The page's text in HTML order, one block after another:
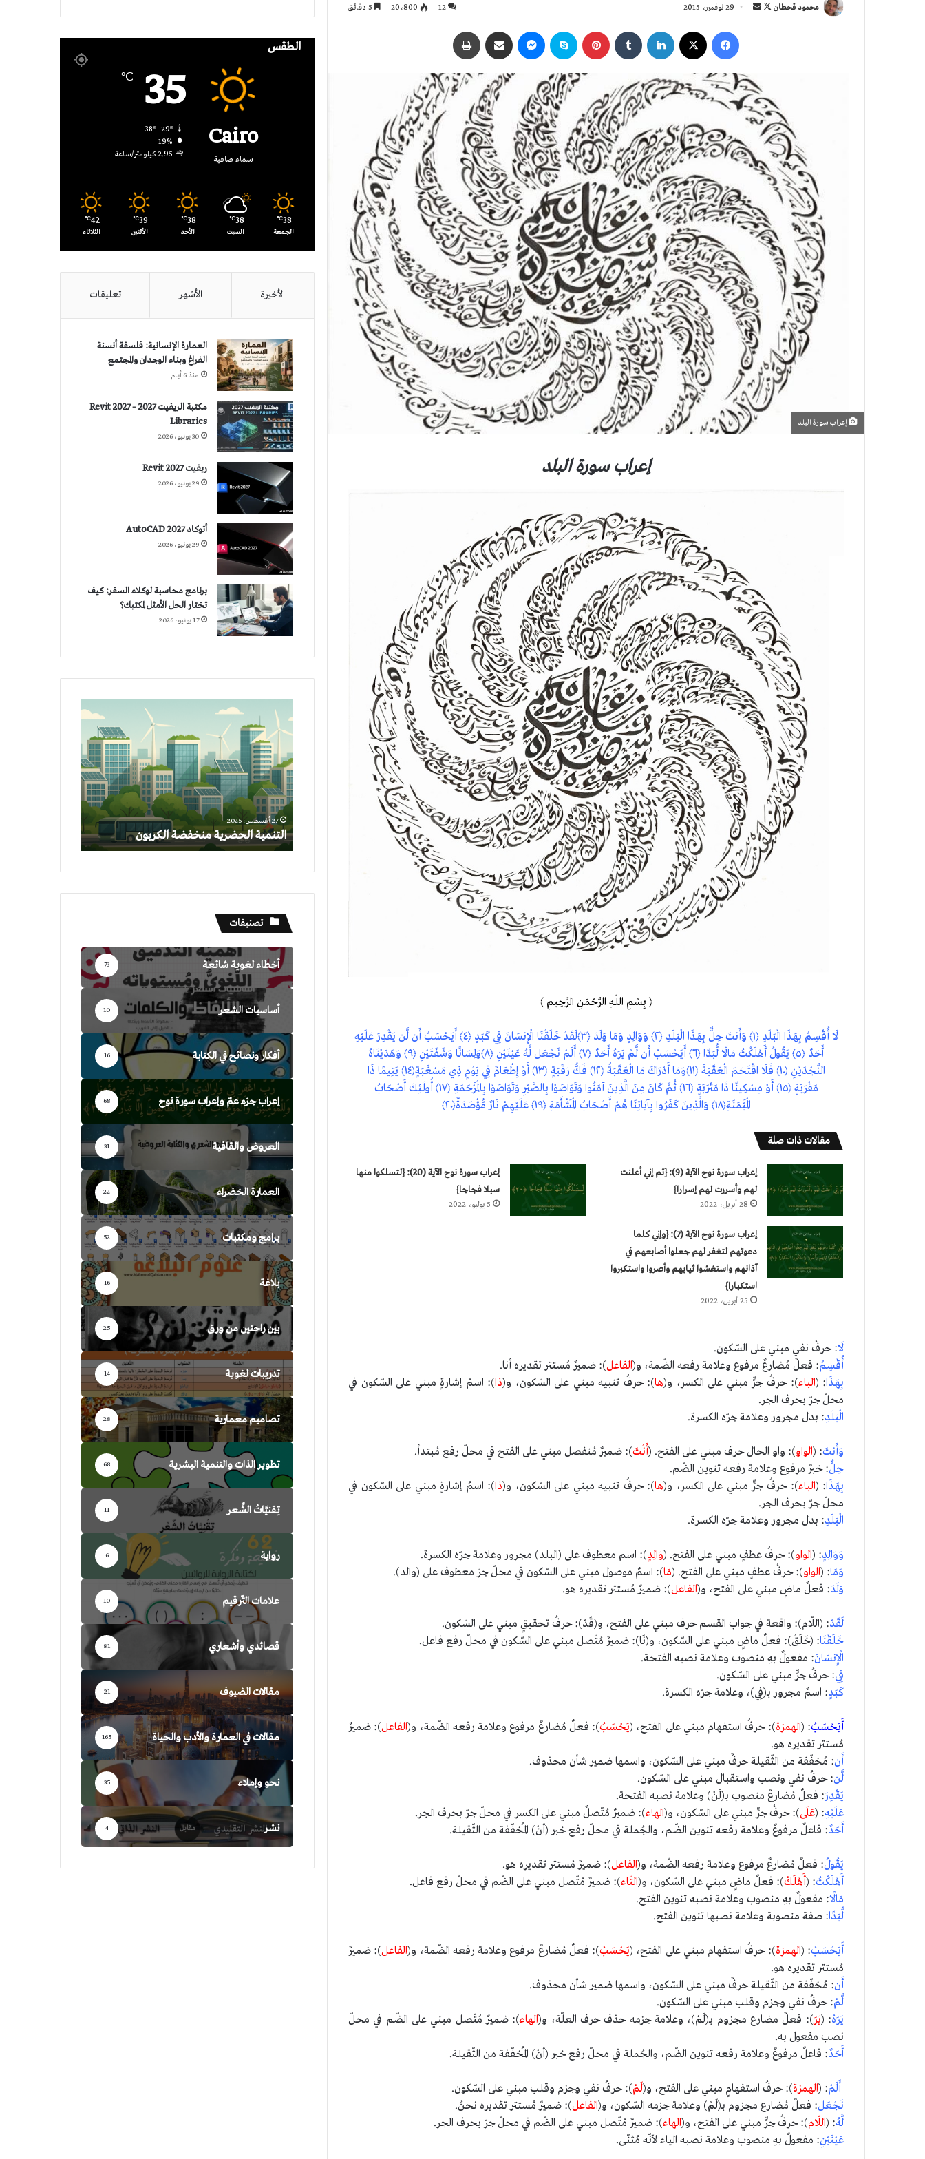
محمود قحطان
تابعأرسل
إلكترونيا
29 نوفمبر، 2015 12 20٬800
فيسبوك لينكدإن بينتيريست سكايب ماسنجر مشاركة عبر البريد
إعراب سورة البلد
إعراب سورة البلد
﴿ بِسْمِ اللّهِ الرَّحْمَنِ الرَّحِيمِ ﴾
لَا أُقْسِمُ بِهَـذَا الْبَلَدِ ﴿١﴾ وَأَنتَ حِلٌّ بِهَـذَا الْبَلَدِ ﴿٢﴾ وَوَالِدٍ وَمَا وَلَدَ ﴿٣﴾لَقَدْ خَلَقْنَا الْإِنسَانَ فِي كَبَدٍ ﴿٤﴾ أَيَحْسَبُ أَن لَّن يَقْدِرَ عَلَيْهِ
أَحَدٌ ﴿٥﴾ يَقُولُ أَهْلَكْتُ مَالًا لُّبَدًا ﴿٦﴾ أَيَحْسَبُ أَن لَّمْ يَرَهُ أَحَدٌ ﴿٧﴾ أَلَمْ نَجْعَل لَّهُ عَيْنَيْنِ ﴿٨﴾وَلِسَانًا وَشَفَتَيْنِ ﴿٩﴾ وَهَدَيْنَاهُ
النَّجْدَيْنِ ﴿١٠﴾ فَلَا اقْتَحَمَ الْعَقَبَةَ ﴿١١﴾وَمَا أَدْرَاكَ مَا الْعَقَبَةُ ﴿١٢﴾ فَكُّ رَقَبَةٍ ﴿١٣﴾ أَوْ إِطْعَامٌ فِي يَوْمٍ ذِي مَسْغَبَةٍ﴿١٤﴾ يَتِيمًا ذَا
مَقْرَبَةٍ ﴿١٥﴾ أَوْ مِسْكِينًا ذَا مَتْرَبَةٍ ﴿١٦﴾ ثُمَّ كَانَ مِنَ الَّذِينَ آمَنُوا وَتَوَاصَوْا بِالصَّبْرِ وَتَوَاصَوْا بِالْمَرْحَمَةِ ﴿١٧﴾ أُولَـئِكَ أَصْحَابُ
الْمَيْمَنَةِ﴿١٨﴾ وَالَّذِينَ كَفَرُوا بِآيَاتِنَا هُمْ أَصْحَابُ الْمَشْأَمَةِ ﴿١٩﴾ عَلَيْهِمْ نَارٌ مُّؤْصَدَةٌ﴿٢٠﴾
مقالات ذات صلة
إعراب سورة نوح الآية (9): {ثم إني أعلنت
لهم وأسررت لهم إسرارا}
28 أبريل، 2022
إعراب سورة نوح الآية (20): {لتسلكوا منها
سبلا فجاجا}
5 يوليو، 2022
إعراب سورة نوح الآية (7): {وإني كلما
دعوتهم لتغفر لهم جعلوا أصابعهم في
آذانهم واستغشوا ثيابهم وأصروا واستكبروا
استكبارا}
25 أبريل، 2022
لَا: حرفُ نفي مبني على السّكون.
أُقْسِمُ: فعلٌ مُضارعٌ مرفوع وعلامة رفعه الضّمة، و(الفاعل): ضميرٌ مُستتر تقديره أنا.
بِهَـذَا: (الباء): حرفُ جرٍّ مبني على الكسر، و(ها): حرفُ تنبيه مبني على السّكون، و(ذا): اسمُ إشارةٍ مبني على السّكون في
محلّ جرّ بحرف الجر.
الْبَلَدِ: بدل مجرور وعلامة جرّه الكسرة.
وَأَنتَ: (الواو): واو الحال حرف مبني على الفتح. (أَنْتَ): ضميرٌ مُنفصل مبني على الفتح في محلّ رفع مُبتدأ.
حِلٌّ: خبرٌ مرفوع وعلامة رفعه تنوين الضّم.
بِهَـذَا: (الباء): حرفُ جرٍّ مبني على الكسر، و(ها): حرفُ تنبيه مبني على السّكون، و(ذا): اسمُ إشارةٍ مبني على السّكون في
محلّ جرّ بحرف الجر.
الْبَلَدِ: بدل مجرور وعلامة جرّه الكسرة.
وَوَالِدٍ: (الواو): حرفُ عطفٍ مبني على الفتح. (وَالِدٍ): اسم معطوف على (البلد) مجرور وعلامة جرّه الكسرة.
وَمَا: (الواو): حرفُ عطفٍ مبني على الفتح. (مَا): اسمٌ موصول مبني على السّكون في محلّ جرّ معطوف على (والد).
وَلَدَ: فعلٌ ماضٍ مبني على الفتح، و(الفاعل): ضميرٌ مُستتر تقديره هو.
لَقَدْ: (اللّام): واقعة في جواب القسم حرف مبني على الفتح، و(قَدْ): حرفُ تحقيقٍ مبني على السّكون.
خَلَقْنَا: (خَلَقْ): فعلٌ ماضٍ مبني على السّكون، و(نَا): ضميرٌ مُتّصل مبني على السّكون في محلّ رفع فاعل.
الْإِنسَانَ: مفعولٌ بهِ منصوب وعلامة نصبه الفتحة.
فِي: حرفُ جرٍّ مبني على السّكون.
كَبَدٍ: اسمٌ مجرور بـ(فِي)، وعلامة جرّه الكسرة.
أَيَحْسَبُ: (الهمزة): حرفُ استفهام مبني على الفتح، (يَحْسَبُ): فعلٌ مُضارعٌ مرفوع وعلامة رفعه الضّمة، و(الفاعل): ضميرٌ
مُستتر تقديره هو.
أَن: مُخفّفة من الثّقيلة حرفٌ مبني على السّكون، واسمها ضمير شأن محذوف.
لَّن: حرفُ نفي ونصب واستقبال مبني على السّكون.
يَقْدِرَ: فعلٌ مُضارعٌ منصوب بـ(لَنْ) وعلامة نصبه الفتحة.
عَلَيْهِ: (عَلَى): حرفُ جرٍّ مبني على السّكون، و(الهاء): ضميرٌ مُتّصلٌ مبني على الكسر في محلّ جرّ بحرف الجر.
أَحَدٌ: فاعلٌ مرفوعٌ وعلامة رفعه تنوين الضّم، والجُملة في محلّ رفع خبر (أنْ) المُخفّفة من الثّقيلة.
يَقُولُ: فعلٌ مُضارعٌ مرفوع وعلامة رفعه الضّمة، و(الفاعل): ضميرٌ مُستتر تقديره هو.
أَهْلَكْتُ: (أَهْلَكْ): فعلٌ ماضٍ مبني على السّكون، و(التّاء): ضميرٌ مُتّصل مبني على الضّم في محلّ رفع فاعل.
مَالًا: مفعولٌ بهِ منصوب وعلامة نصبه تنوين الفتح.
لُّبَدًا: صفة منصوبة وعلامة نصبها تنوين الفتح.
أَيَحْسَبُ: (الهمزة): حرفُ استفهام مبني على الفتح، (يَحْسَبُ): فعلٌ مُضارعٌ مرفوع وعلامة رفعه الضّمة، و(الفاعل): ضميرٌ
مُستتر تقديره هو.
أَن: مُخفّفة من الثّقيلة حرفٌ مبني على السّكون، واسمها ضمير شأن محذوف.
لَّمْ: حرفُ نفي وجزم وقلب مبني على السّكون.
يَرَهُ: (يَرَ): فعلٌ مضارع مجزوم بـ(لَمْ)، وعلامة جزمه حذف حرف العلّة، و(الهاء): ضميرٌ مُتّصل مبني على الضّم في محلّ
نصب مفعول به.
أَحَدٌ: فاعلٌ مرفوعٌ وعلامة رفعه تنوين الضّم، والجُملة في محلّ رفع خبر (أنْ) المُخفّفة من الثّقيلة.
أَلَمْ: (الهمزة): حرفُ استفهامٍ مبني على الفتح، و(لَمْ): حرفُ نفي وجزم وقلب مبني على السّكون.
نَجْعَل: فعلٌ مُضارع مجزوم بـ(لَمْ) وعلامة جزمه السّكون، و(الفاعل): ضميرٌ مُستتر تقديره نحنُ.
لَّهُ: (اللّام): حرفُ جرٍّ مبني على الفتح، و(الهاء): ضميرٌ مُتّصل مبني على الضّم في محلّ جرّ بحرف الجر.
عَيْنَيْنِ: مفعولٌ بهِ منصوب وعلامة نصبه الياء لأنّه مُثنّى.
الطقس
Cairo
سماء صافية
35
℃
19%
2.95 كيلومتر/ساعة
38
℃
الجمعة
38
℃
السبت
38
℃
الأحد
39
℃
الأثنين
42
℃
الثلاثاء
الأخيرة الأشهر تعليقات
العمارة الإنسانية: فلسفة أنسنة
الفراغ وبناء الوجدان والمجتمع
منذ 6 أيام
مكتبة الريفيت 2027 – Revit 2027
Libraries
30 يونيو، 2026
ريفيت 2027 Revit
29 يونيو، 2026
أتوكاد 2027 AutoCAD
29 يونيو، 2026
برنامج محاسبة لوكلاء السفر: كيف
تختار الحل الأمثل لمكتبك؟
17 يونيو، 2026
الحضرية
منخفضة
الكربون
27 أغسطس، 2025
التنمية الحضرية منخفضة الكربون
تصنيفات
أخطاء لغوية شائعة 73
أساسيات الشعر 10
أفكار ونصائح في الكتابة 16
إعراب جزء عمّ وإعراب سورة نوح 68
العروض والقافية 31
العمارة الخضراء 22
برامج ومكتبات 52
بلاغة 16
بين راحتين من ورق 25
تدريبات لغوية 14
تصاميم معمارية 28
تطوير الذات والتنمية البشرية 68
تِقنيَّاتُ الشِّعر 11
رواية 6
علامات التّرقيم 10
قصائدي وأشعاري 81
مقالات الضيوف 21
مقالات في العمارة والأدب والحياة 165
نحو وإملاء 35
نشر 4